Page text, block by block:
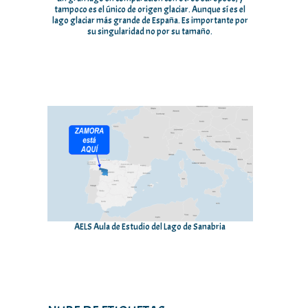
tampoco es el único de origen glaciar. Aunque sí es el
lago glaciar más grande de España. Es importante por
su singularidad no por su tamaño.
AELS Aula de Estudio del Lago de Sanabria